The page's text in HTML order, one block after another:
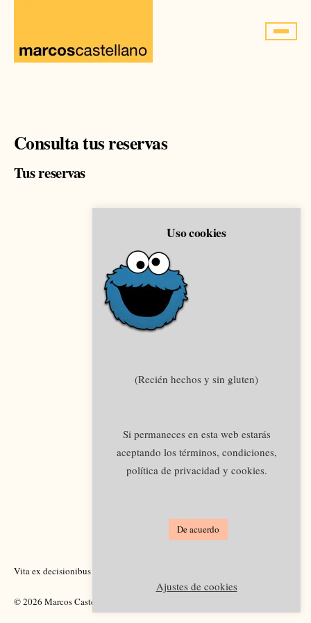
contenido
Consulta tus reservas
Tus reservas
Vita ex decisionibus pendet.
© 2026 Marcos Castellano.
Uso cookies
(Recién hechos y sin gluten)
Si permaneces en esta web estarás
aceptando los términos, condiciones,
política de privacidad y cookies.
De acuerdo
Ajustes de cookies